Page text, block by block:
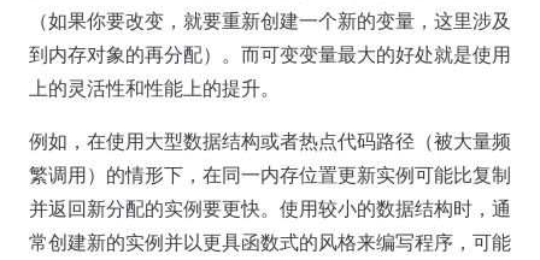
（如果你要改变，就要重新创建一个新的变量，这里涉及
到内存对象的再分配）。而可变变量最大的好处就是使用
上的灵活性和性能上的提升。
例如，在使用大型数据结构或者热点代码路径（被大量频
繁调用）的情形下，在同一内存位置更新实例可能比复制
并返回新分配的实例要更快。使用较小的数据结构时，通
常创建新的实例并以更具函数式的风格来编写程序，可能